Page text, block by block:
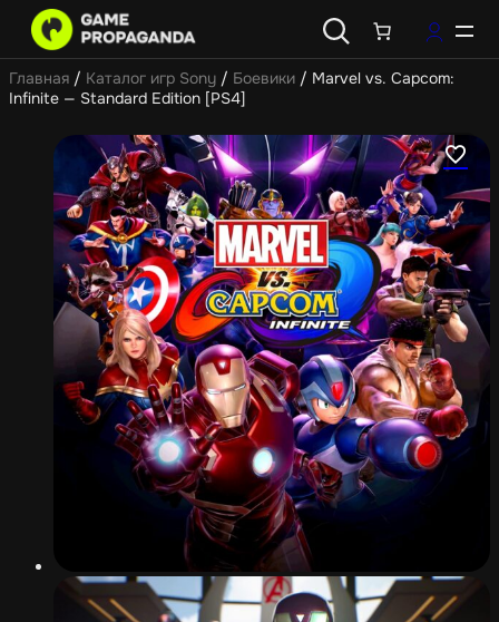
Главная / Каталог игр Sony / Боевики / Marvel vs. Capcom:
Infinite — Standard Edition [PS4]